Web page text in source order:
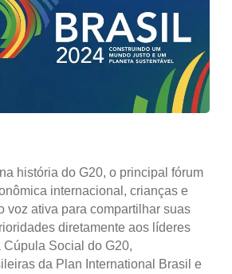
história do G20, o principal fórum
internacional, crianças e
voz ativa para compartilhar suas
diretamente aos líderes
Social do G20,
da Plan International Brasil e